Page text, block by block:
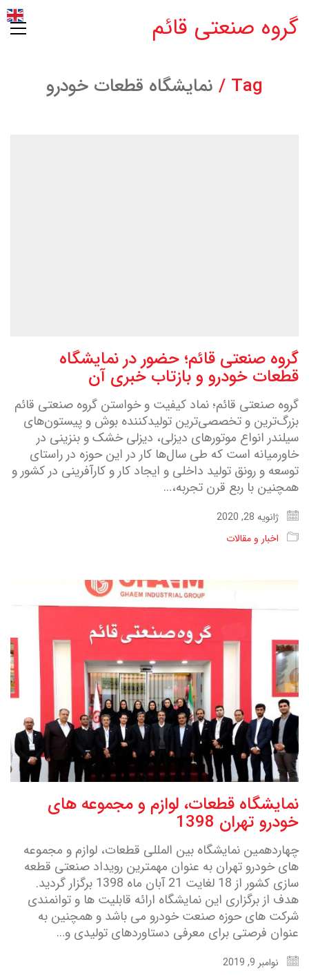
گروه صنعتی قائم
Tag / نمایشگاه قطعات خودرو
گروه صنعتی قائم؛ حضور در نمایشگاه
قطعات خودرو و بازتاب خبری آن
گروه صنعتی قائم؛ نماد کیفیت و خواستن گروه صنعتی قائم
بزرگ‌ترین و تخصصی‌ترین تولیدکننده بوش و پیستون‌های
سیلندر انواع موتورهای دیزلی، دیزلی خشک و بنزینی در
خاورمیانه است که طی سال‌ها کار در این حوزه در راستای
توسعه و رونق تولید داخلی و ایجاد کار و کارآفرینی در کشور و
همچنین با ربع قرن تجربه،…
ژانویه 28, 2020
اخبار و مقالات
نمایشگاه قطعات، لوازم و مجموعه های
خودرو تهران 1398
چهاردهمین نمایشگاه بین المللی قطعات، لوازم و مجموعه
های خودرو تهران به عنوان مهمترین رویداد صنعتی قطعه
سازی کشور از 18 لغایت 21 آبان ماه 1398 برگزار گردید.
هدف از برگزاری این نمایشگاه ارائه قابلیت ها و توانمندی
شرکت های حوزه صنعت خودرو می باشد و همچنین به
عنوان فرصتی برای معرفی دستاوردهای تولیدی و…
نوامبر 9, 2019